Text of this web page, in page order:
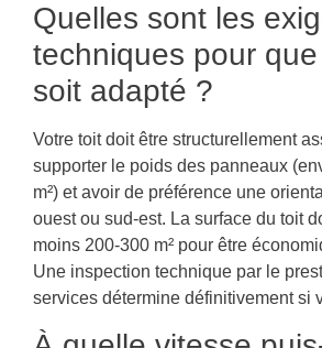
Quelles sont les
techniques pour
soit adapté ?
Votre toit doit être structurellement
supporter le poids des panneaux
m²) et avoir de préférence une
ouest ou sud-est. La surface du toit
moins 200-300 m² pour être
Une inspection technique par le
services détermine définitivement si